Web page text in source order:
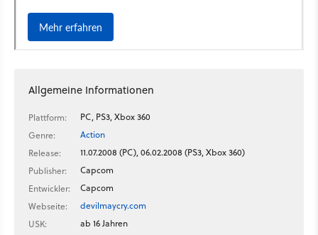
Allgemeine Informationen
Plattform:
PC, PS3, Xbox 360
Genre:
Action
Release:
11.07.2008 (PC), 06.02.2008 (PS3, Xbox 360)
Publisher:
Capcom
Entwickler:
Capcom
Webseite:
devilmaycry.com
USK:
ab 16 Jahren